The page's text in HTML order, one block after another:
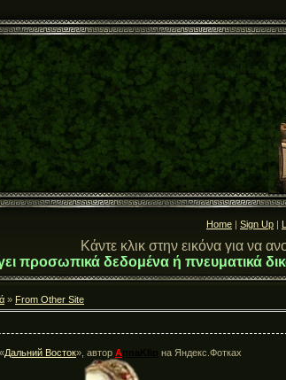
Home | Sign Up |
Κάντε κλικ στην εικόνα για να
προσωπικά δεδομένα ή πνευματικά
» From Other Site
Дальний Восток», автор A на Яндекс.Фотках